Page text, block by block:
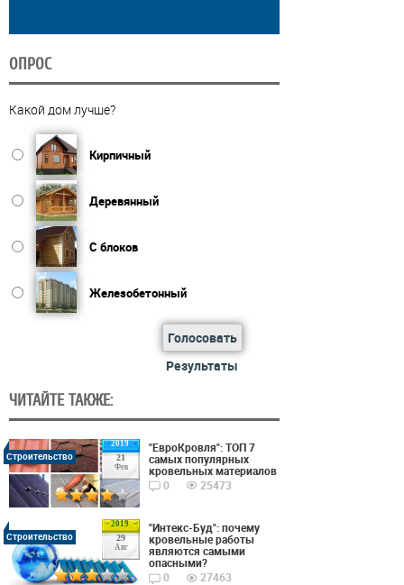
ОПРОС
Какой дом лучше?
Кирпичный
Деревянный
С блоков
Железобетонный
Голосовать
Результаты
ЧИТАЙТЕ ТАКЖЕ:
2019
21
Фев
Строительство
"ЕвроКровля": ТОП 7
самых популярных
кровельных материалов
0
25473
2019
29
Авг
Строительство
"Интекс-Буд": почему
кровельные работы
являются самыми
опасными?
0
27463